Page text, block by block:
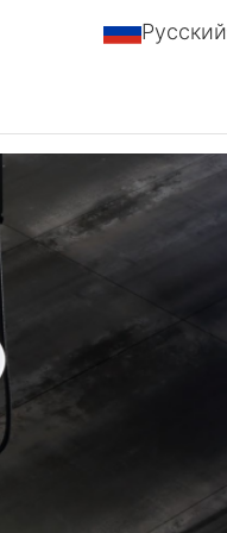
Русский
ванна